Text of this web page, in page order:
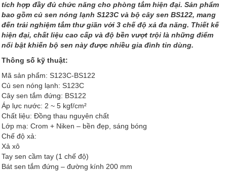
tích hợp đầy đủ chức năng cho phòng tắm hiện đại. Sản phẩm
bao gồm củ sen nóng lạnh S123C và bộ cây sen BS122, mang
đến trải nghiệm tắm thư giãn với 3 chế độ xả đa năng. Thiết kế
hiện đại, chất liệu cao cấp và độ bền vượt trội là những điểm
nổi bật khiến bộ sen này được nhiều gia đình tin dùng.
Thông số kỹ thuật:
Mã sản phẩm: S123C-BS122
Củ sen nóng lạnh: S123C
Cây sen tắm đứng: BS122
Áp lực nước: 2 ~ 5 kgf/cm²
Chất liệu: Đồng thau nguyên chất
Lớp mạ: Crom + Niken – bền đẹp, sáng bóng
Chế độ xả:
Xả xô
Tay sen cầm tay (1 chế độ)
Bát sen tắm đứng – đường kính 200 mm